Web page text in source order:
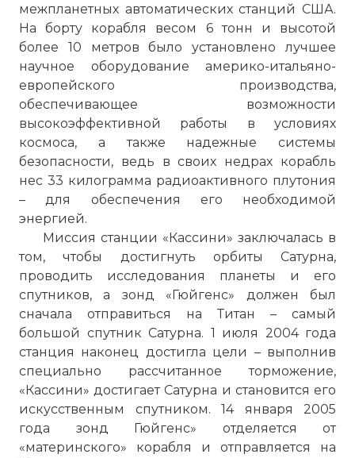
межпланетных автоматических станций США.
На борту корабля весом 6 тонн и высотой
более 10 метров было установлено лучшее
научное оборудование америко-итальяно-
европейского производства,
обеспечивающее возможности
высокоэффективной работы в условиях
космоса, а также надежные системы
безопасности, ведь в своих недрах корабль
нес 33 килограмма радиоактивного плутония
– для обеспечения его необходимой
энергией.
Миссия станции «Кассини» заключалась в
том, чтобы достигнуть орбиты Сатурна,
проводить исследования планеты и его
спутников, а зонд «Гюйгенс» должен был
сначала отправиться на Титан – самый
большой спутник Сатурна. 1 июля 2004 года
станция наконец достигла цели – выполнив
специально рассчитанное торможение,
«Кассини» достигает Сатурна и становится его
искусственным спутником. 14 января 2005
года зонд Гюйгенс» отделяется от
«материнского» корабля и отправляется на